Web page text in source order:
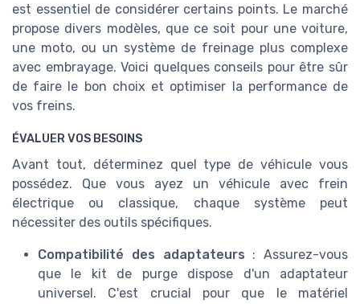
est essentiel de considérer certains points. Le marché
propose divers modèles, que ce soit pour une voiture,
une moto, ou un système de freinage plus complexe
avec embrayage. Voici quelques conseils pour être sûr
de faire le bon choix et optimiser la performance de
vos freins.
ÉVALUER VOS BESOINS
Avant tout, déterminez quel type de véhicule vous
possédez. Que vous ayez un véhicule avec frein
électrique ou classique, chaque système peut
nécessiter des outils spécifiques.
Compatibilité des adaptateurs : Assurez-vous
que le kit de purge dispose d'un adaptateur
universel. C'est crucial pour que le matériel